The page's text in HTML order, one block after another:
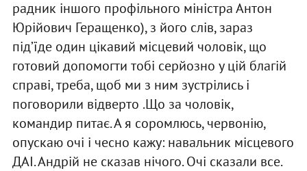
радник іншого профільного міністра Антон
Юрійович Геращенко), з його слів, зараз
під’їде один цікавий місцевий чоловік, що
готовий допомогти тобі серйозно у цій благій
справі, треба, щоб ми з ним зустрілись і
поговорили відверто .Що за чоловік,
командир питає. А я соромлюсь, червонію,
опускаю очі і чесно кажу: навальник місцевого
ДАІ. Андрій не сказав нічого. Очі сказали все.